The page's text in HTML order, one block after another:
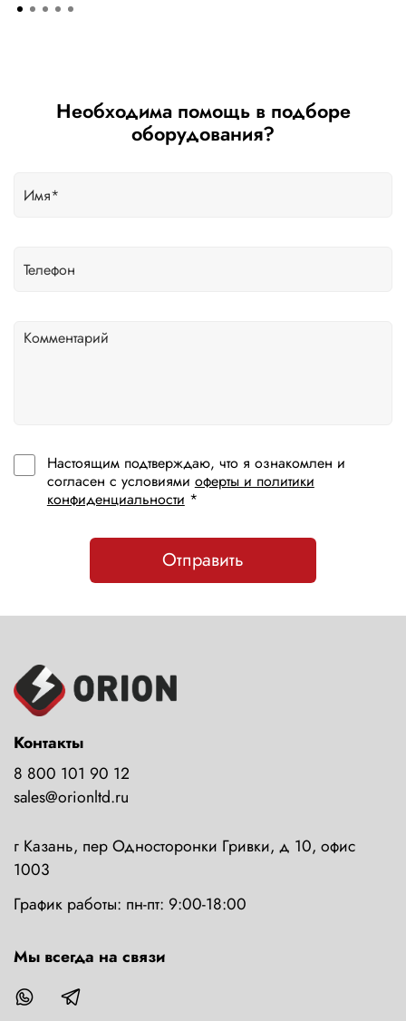
Необходима помощь в подборе
оборудования?
Настоящим подтверждаю, что я ознакомлен и
согласен с условиями оферты и политики
конфиденциальности *
Отправить
Контакты
8 800 101 90 12
sales@orionltd.ru
г Казань, пер Односторонки Гривки, д 10, офис
1003
График работы: пн-пт: 9:00-18:00
Мы всегда на связи